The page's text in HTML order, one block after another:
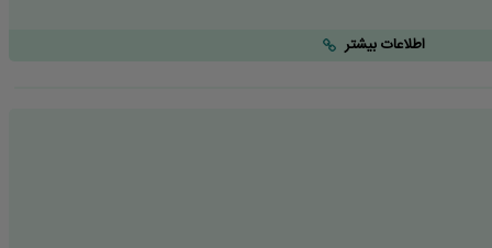
اطلاعات بیشتر